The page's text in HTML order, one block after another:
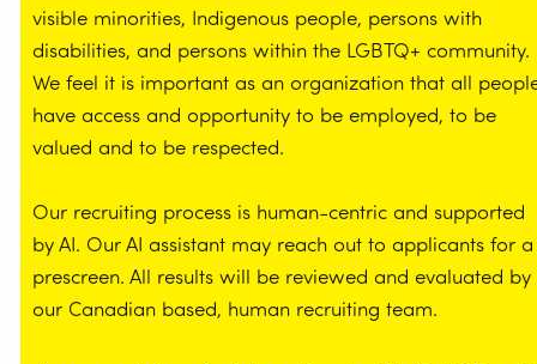
visible minorities, Indigenous people, persons with
disabilities, and persons within the LGBTQ+ community.
We feel it is important as an organization that all
have access and opportunity to be employed, to be
valued and to be respected.
Our recruiting process is human-centric and supported
by AI. Our AI assistant may reach out to applicants for a
prescreen. All results will be reviewed and evaluated by
our Canadian based, human recruiting team.